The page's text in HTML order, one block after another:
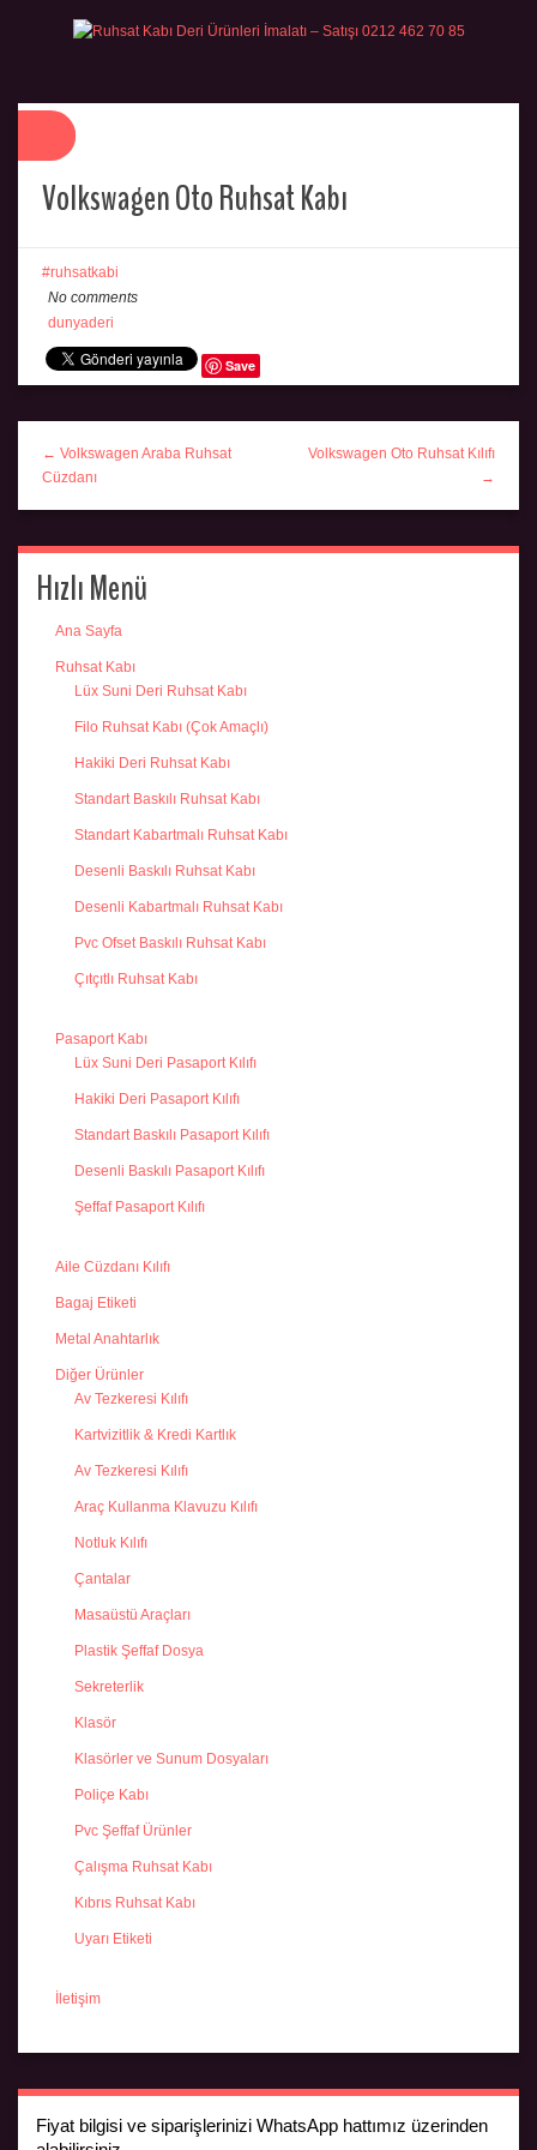
Volkswagen Oto Ruhsat Kabı
ruhsatkabi
No comments
dunyaderi
Save
← Volkswagen Araba Ruhsat
Cüzdanı
Volkswagen Oto Ruhsat Kılıfı
→
Hızlı Menü
Ana Sayfa
Ruhsat Kabı
Lüx Suni Deri Ruhsat Kabı
Filo Ruhsat Kabı (Çok Amaçlı)
Hakiki Deri Ruhsat Kabı
Standart Baskılı Ruhsat Kabı
Standart Kabartmalı Ruhsat Kabı
Desenli Baskılı Ruhsat Kabı
Desenli Kabartmalı Ruhsat Kabı
Pvc Ofset Baskılı Ruhsat Kabı
Çıtçıtlı Ruhsat Kabı
Pasaport Kabı
Lüx Suni Deri Pasaport Kılıfı
Hakiki Deri Pasaport Kılıfı
Standart Baskılı Pasaport Kılıfı
Desenli Baskılı Pasaport Kılıfı
Şeffaf Pasaport Kılıfı
Aile Cüzdanı Kılıfı
Bagaj Etiketi
Metal Anahtarlık
Diğer Ürünler
Av Tezkeresi Kılıfı
Kartvizitlik & Kredi Kartlık
Av Tezkeresi Kılıfı
Araç Kullanma Klavuzu Kılıfı
Notluk Kılıfı
Çantalar
Masaüstü Araçları
Plastik Şeffaf Dosya
Sekreterlik
Klasör
Klasörler ve Sunum Dosyaları
Poliçe Kabı
Pvc Şeffaf Ürünler
Çalışma Ruhsat Kabı
Kıbrıs Ruhsat Kabı
Uyarı Etiketi
İletişim
Fiyat bilgisi ve siparişlerinizi WhatsApp hattımız üzerinden